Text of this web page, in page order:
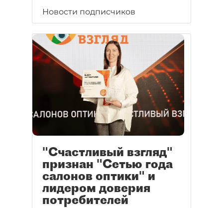
Новости подписчиков
"Счастливый взгляд"
признан "Сетью года
салонов оптики" и
лидером доверия
потребителей